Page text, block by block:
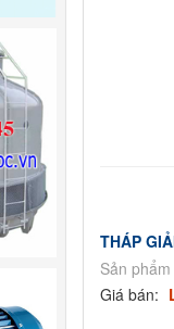
THÁP
Sản
Giá bán: